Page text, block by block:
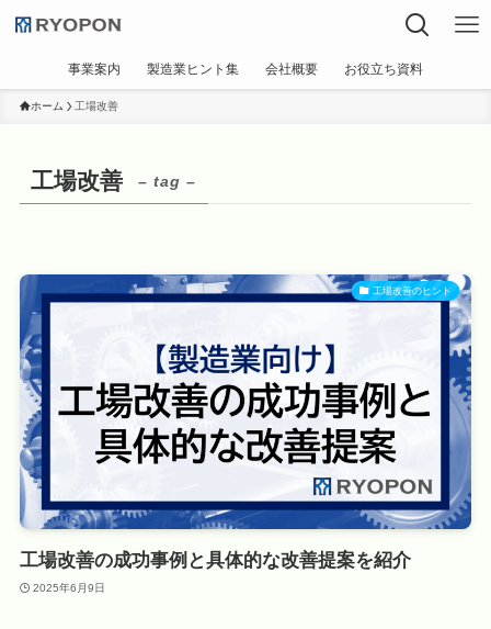
事業案内 製造業ヒント集 会社概要 お役立ち資料
ホーム 工場改善
工場改善 – tag –
工場改善のヒント
工場改善の成功事例と具体的な改善提案を紹介
2025年6月9日